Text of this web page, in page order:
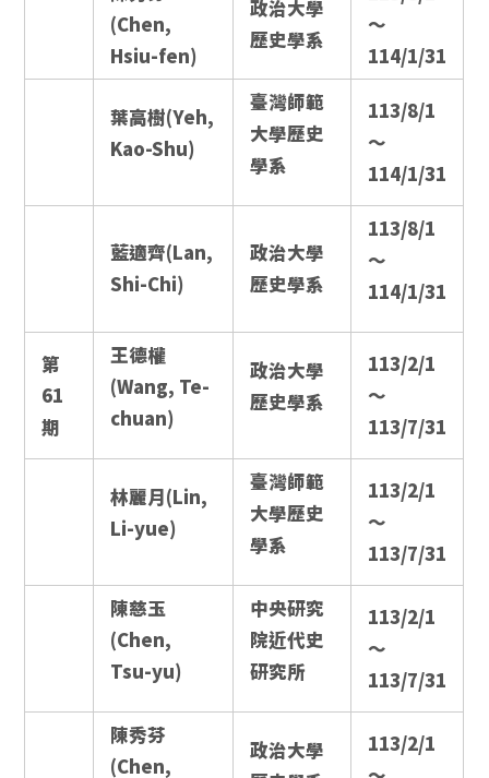
(Chen,
Hsiu-fen)
政治大學
歷史學系
～
114/1/31
葉高樹(Yeh,
Kao-Shu)
臺灣師範
大學歷史
學系
113/8/1
～
114/1/31
藍適齊(Lan,
Shi-Chi)
政治大學
歷史學系
113/8/1
～
114/1/31
第
61
期
王德權
(Wang, Te-
chuan)
政治大學
歷史學系
113/2/1
～
113/7/31
林麗月(Lin,
Li-yue)
臺灣師範
大學歷史
學系
113/2/1
～
113/7/31
陳慈玉
(Chen,
Tsu-yu)
中央研究
院近代史
研究所
113/2/1
～
113/7/31
陳秀芬
(Chen,
政治大學
113/2/1